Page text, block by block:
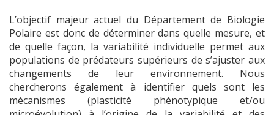
L’objectif majeur actuel du Département de Biologie
Polaire est donc de déterminer dans quelle mesure, et
de quelle façon, la variabilité individuelle permet aux
populations de prédateurs supérieurs de s’ajuster aux
changements de leur environnement. Nous
chercherons également à identifier quels sont les
mécanismes (plasticité phénotypique et/ou